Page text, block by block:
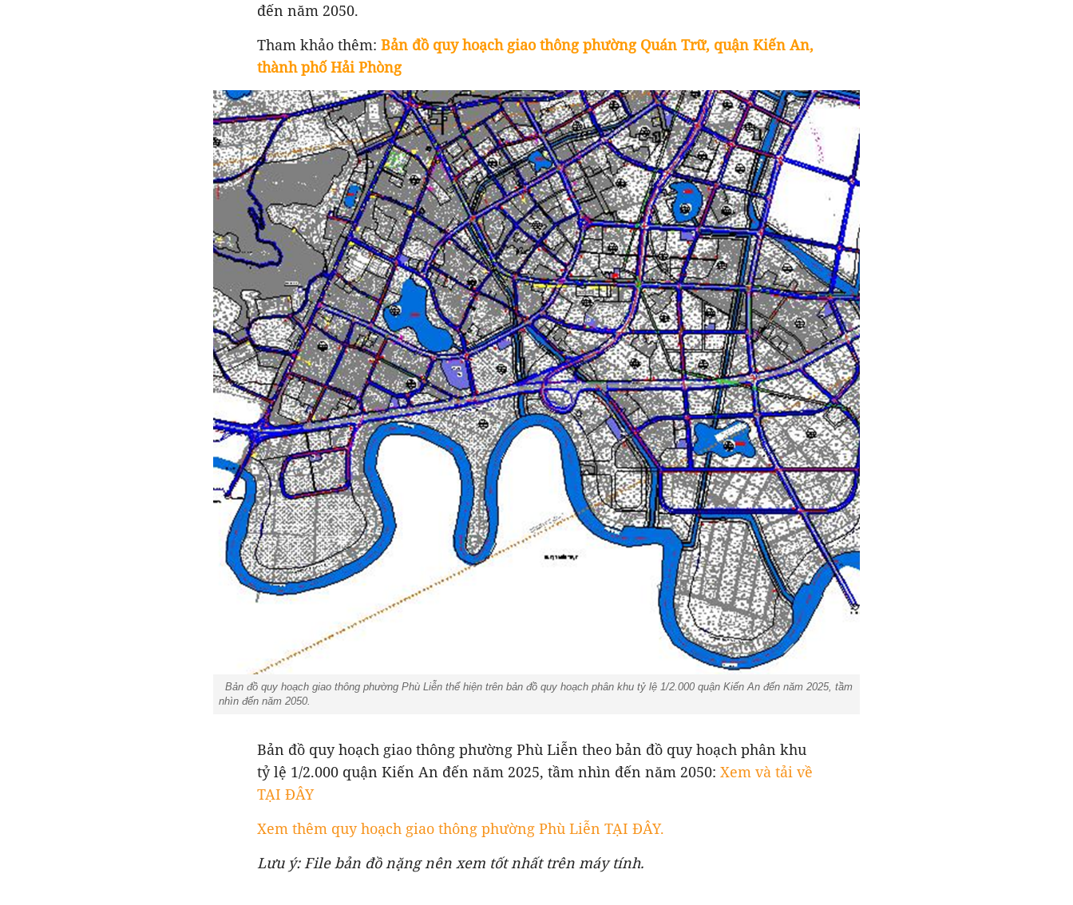
đến năm 2050.
Tham khảo thêm: Bản đồ quy hoạch giao thông phường Quán Trữ, quận Kiến An,
thành phố Hải Phòng
Bản đồ quy hoạch giao thông phường Phù Liễn thể hiện trên bản đồ quy hoạch phân khu tỷ lệ 1/2.000 quận Kiến An đến năm 2025, tầm
nhìn đến năm 2050.
Bản đồ quy hoạch giao thông phường Phù Liễn theo bản đồ quy hoạch phân khu
tỷ lệ 1/2.000 quận Kiến An đến năm 2025, tầm nhìn đến năm 2050: Xem và tải về
TẠI ĐÂY
Xem thêm quy hoạch giao thông phường Phù Liễn TẠI ĐÂY.
Lưu ý: File bản đồ nặng nên xem tốt nhất trên máy tính.